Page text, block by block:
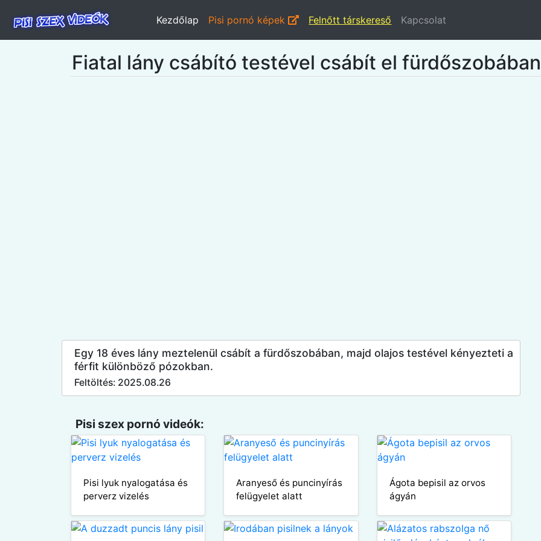
Kezdőlap Pisi pornó képek Felnőtt társkereső Kapcsolat
Fiatal lány csábító testével csábít el fürdőszobában
Egy 18 éves lány meztelenül csábít a fürdőszobában, majd olajos testével kényezteti a
férfit különböző pózokban.
Feltöltés: 2025.08.26
Pisi szex pornó videók:
Pisi lyuk nyalogatása és
perverz vizelés
Aranyeső és puncinyírás
felügyelet alatt
Ágota bepisil az orvos
ágyán